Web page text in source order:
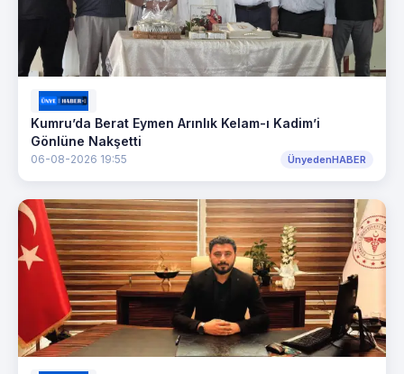
Kumru’da Berat Eymen Arınlık Kelam-ı Kadim’i
Gönlüne Nakşetti
06-08-2026 19:55 ÜnyedenHABER